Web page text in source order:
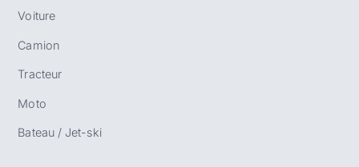
Voiture
Camion
Tracteur
Moto
Bateau / Jet-ski